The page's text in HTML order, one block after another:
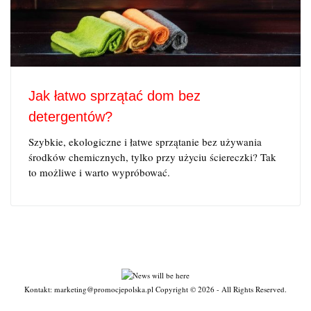
Jak łatwo sprzątać dom bez
detergentów?
Szybkie, ekologiczne i łatwe sprzątanie bez używania
środków chemicznych, tylko przy użyciu ściereczki? Tak
to możliwe i warto wypróbować.
Kontakt: marketing@promocjepolska.pl Copyright © 2026 - All Rights Reserved.